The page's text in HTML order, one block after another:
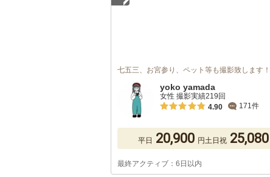
七五三、お宮参り、ペット等も撮影致します！
yoko yamada
女性 撮影実績219回
4.90
171件
平日 20,900 円土日祝 25,080
最終アクティブ：6日以内